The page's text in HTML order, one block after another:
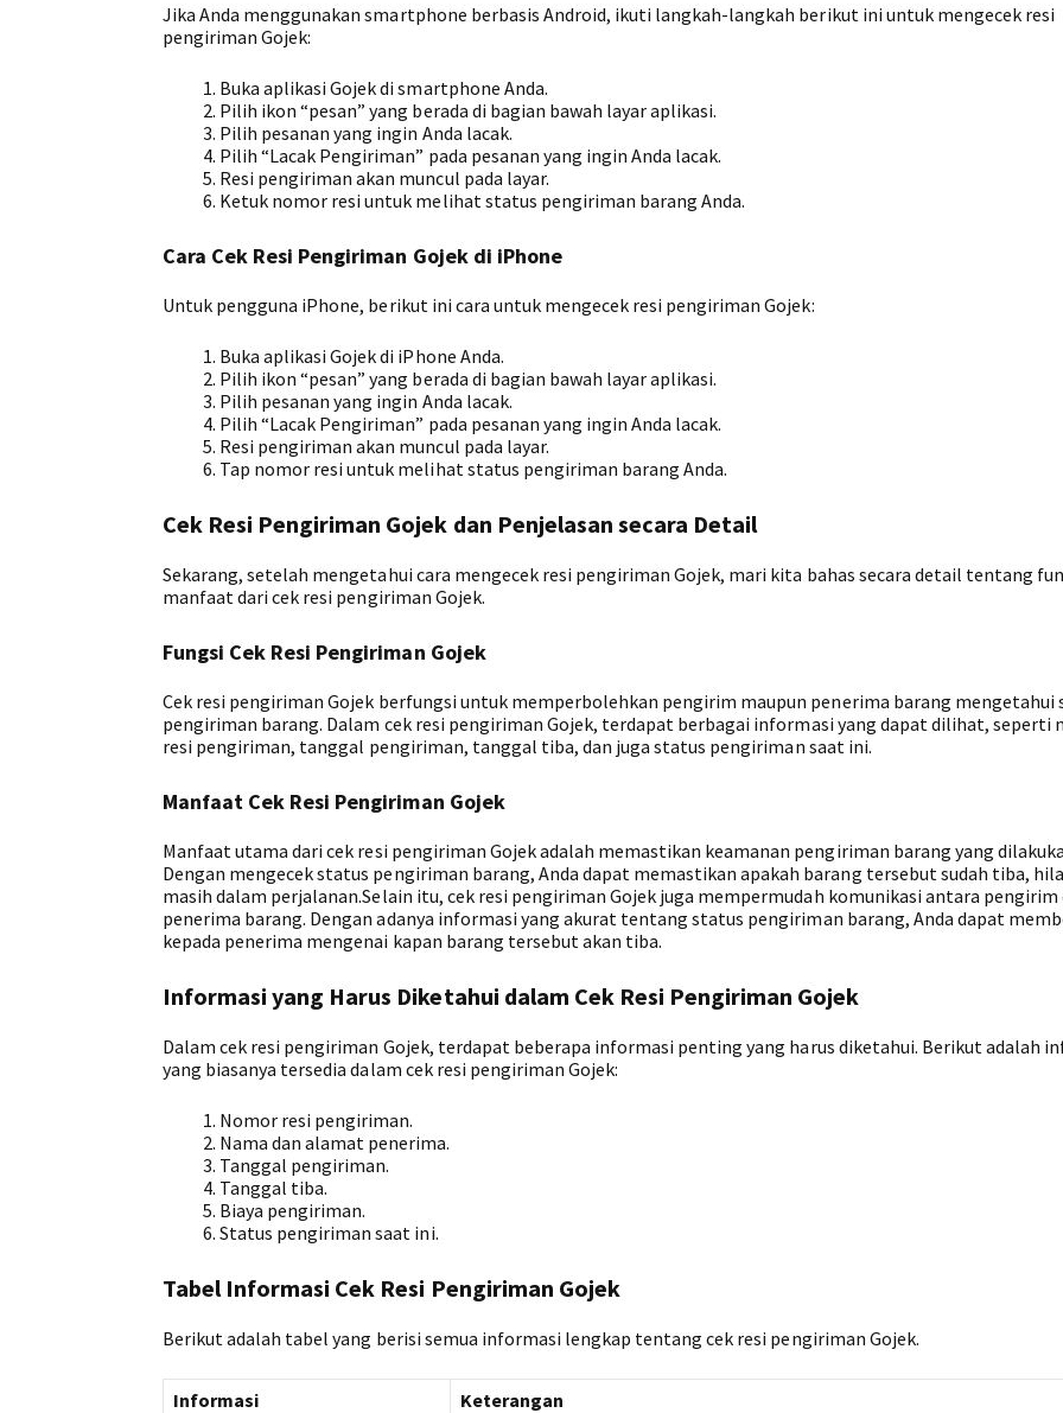
Jika Anda menggunakan smartphone berbasis Android, ikuti langkah-langkah berikut ini untuk mengecek resi
pengiriman Gojek:
Buka aplikasi Gojek di smartphone Anda.
Pilih ikon “pesan” yang berada di bagian bawah layar aplikasi.
Pilih pesanan yang ingin Anda lacak.
Pilih “Lacak Pengiriman” pada pesanan yang ingin Anda lacak.
Resi pengiriman akan muncul pada layar.
Ketuk nomor resi untuk melihat status pengiriman barang Anda.
Cara Cek Resi Pengiriman Gojek di iPhone
Untuk pengguna iPhone, berikut ini cara untuk mengecek resi pengiriman Gojek:
Buka aplikasi Gojek di iPhone Anda.
Pilih ikon “pesan” yang berada di bagian bawah layar aplikasi.
Pilih pesanan yang ingin Anda lacak.
Pilih “Lacak Pengiriman” pada pesanan yang ingin Anda lacak.
Resi pengiriman akan muncul pada layar.
Tap nomor resi untuk melihat status pengiriman barang Anda.
Cek Resi Pengiriman Gojek dan Penjelasan secara Detail
Sekarang, setelah mengetahui cara mengecek resi pengiriman Gojek, mari kita bahas secara detail tentang
manfaat dari cek resi pengiriman Gojek.
Fungsi Cek Resi Pengiriman Gojek
Cek resi pengiriman Gojek berfungsi untuk memperbolehkan pengirim maupun penerima barang mengetahui
pengiriman barang. Dalam cek resi pengiriman Gojek, terdapat berbagai informasi yang dapat dilihat, seperti
resi pengiriman, tanggal pengiriman, tanggal tiba, dan juga status pengiriman saat ini.
Manfaat Cek Resi Pengiriman Gojek
Manfaat utama dari cek resi pengiriman Gojek adalah memastikan keamanan pengiriman barang yang
Dengan mengecek status pengiriman barang, Anda dapat memastikan apakah barang tersebut sudah tiba,
masih dalam perjalanan.Selain itu, cek resi pengiriman Gojek juga mempermudah komunikasi antara pengirim
penerima barang. Dengan adanya informasi yang akurat tentang status pengiriman barang, Anda dapat
kepada penerima mengenai kapan barang tersebut akan tiba.
Informasi yang Harus Diketahui dalam Cek Resi Pengiriman Gojek
Dalam cek resi pengiriman Gojek, terdapat beberapa informasi penting yang harus diketahui. Berikut adalah
yang biasanya tersedia dalam cek resi pengiriman Gojek:
Nomor resi pengiriman.
Nama dan alamat penerima.
Tanggal pengiriman.
Tanggal tiba.
Biaya pengiriman.
Status pengiriman saat ini.
Tabel Informasi Cek Resi Pengiriman Gojek
Berikut adalah tabel yang berisi semua informasi lengkap tentang cek resi pengiriman Gojek.
Informasi
Keterangan